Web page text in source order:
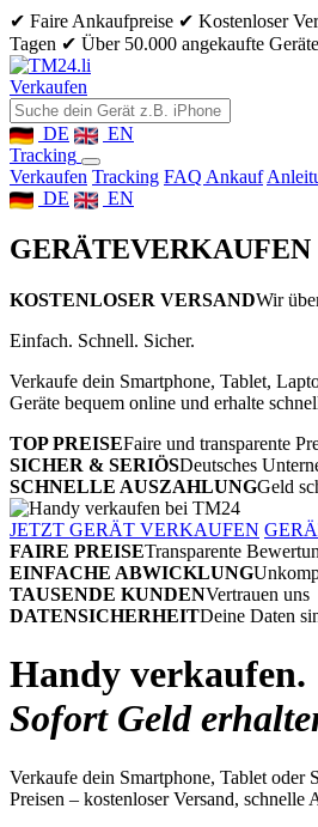
✔ Faire Ankaufpreise ✔ Kostenloser
Tagen ✔ Über 50.000 angekaufte Geräte
Verkaufen
DE
EN
Tracking
Verkaufen Tracking FAQ Ankauf
DE
EN
GERÄTEVERKAUFEN
KOSTENLOSER VERSANDWir
Einfach. Schnell. Sicher.
Verkaufe dein Smartphone, Tablet,
Geräte bequem online und erhalte
TOP PREISEFaire und transparente
SICHER & SERIÖSDeutsches
SCHNELLE AUSZAHLUNGGeld
JETZT GERÄT VERKAUFEN
FAIRE PREISETransparente
EINFACHE ABWICKLUNG
TAUSENDE KUNDENVertrauen uns
DATENSICHERHEITDeine Daten
Handy verkaufen.
Sofort Geld
Verkaufe dein Smartphone, Tablet oder
Preisen – kostenloser Versand, schnelle